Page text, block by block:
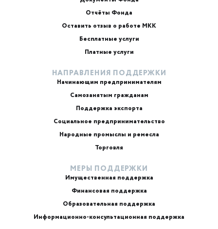
Отчёты Фонда
Оставить отзыв о работе МКК
Бесплатные услуги
Платные услуги
НАПРАВЛЕНИЯ ПОДДЕРЖКИ
Начинающим предпринимателям
Самозанятым гражданам
Поддержка экспорта
Социальное предпринимательство
Народные промыслы и ремесла
Торговля
МЕРЫ ПОДДЕРЖКИ
Имущественная поддержка
Финансовая поддержка
Образовательная поддержка
Информационно-консультационная поддержка